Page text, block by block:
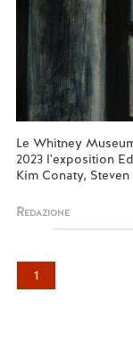
Le Whitney
2023 l'exposition
Kim Conaty,
Redazione
1